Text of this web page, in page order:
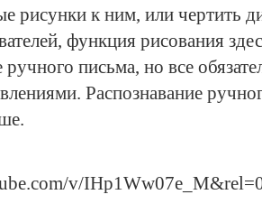
рисунки к ним, или чертить
функция рисования
ручного письма, но все
Распознавание
v/